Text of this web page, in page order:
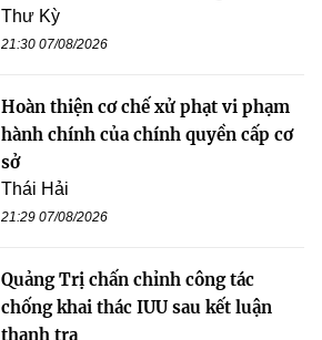
Thư Kỳ
21:30 07/08/2026
Hoàn thiện cơ chế xử phạt vi phạm
hành chính của chính quyền cấp cơ
sở
Thái Hải
21:29 07/08/2026
Quảng Trị chấn chỉnh công tác
chống khai thác IUU sau kết luận
thanh tra